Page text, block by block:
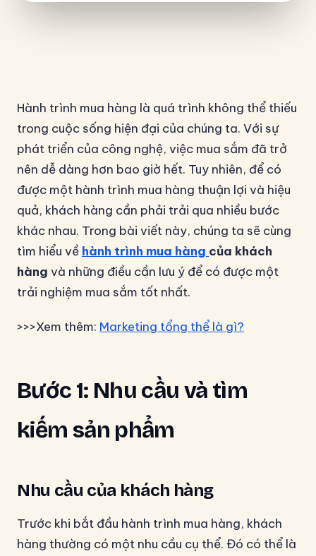
Hành trình mua hàng là quá trình không thể thiếu
trong cuộc sống hiện đại của chúng ta. Với sự
phát triển của công nghệ, việc mua sắm đã trở
nên dễ dàng hơn bao giờ hết. Tuy nhiên, để có
được một hành trình mua hàng thuận lợi và hiệu
quả, khách hàng cần phải trải qua nhiều bước
khác nhau. Trong bài viết này, chúng ta sẽ cùng
tìm hiểu về hành trình mua hàng của khách
hàng và những điều cần lưu ý để có được một
trải nghiệm mua sắm tốt nhất.
>>>Xem thêm: Marketing tổng thể là gì?
Bước 1: Nhu cầu và tìm
kiếm sản phẩm
Nhu cầu của khách hàng
Trước khi bắt đầu hành trình mua hàng, khách
hàng thường có một nhu cầu cụ thể. Đó có thể là